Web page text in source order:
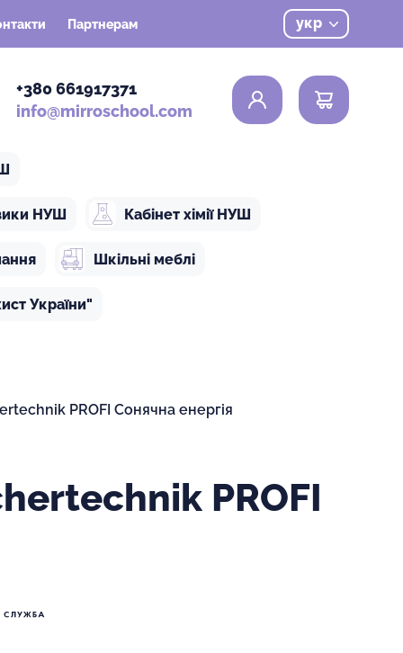
Партнерам укр
+380 661917371
info@mirroschool.com
0
НУШ Кабінет хімії НУШ
Шкільні меблі
України"
PROFI Сонячна енергія
PROFI